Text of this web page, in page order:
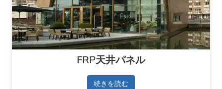
FRP天井パネル
続きを読む